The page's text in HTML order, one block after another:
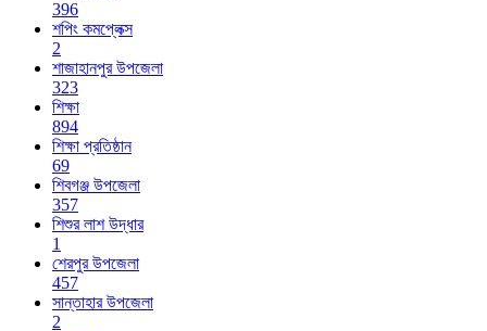
396
শপিং কমপ্লেক্স
2
শাজাহানপুর উপজেলা
323
শিক্ষা
894
শিক্ষা প্রতিষ্ঠান
69
শিবগঞ্জ উপজেলা
357
শিশুর লাশ উদ্ধার
1
শেরপুর উপজেলা
457
সান্তাহার উপজেলা
2